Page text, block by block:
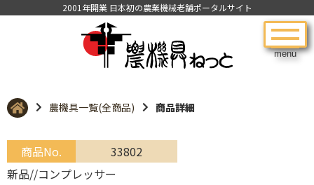
menu
2001年開業 日本初の農業機械老舗ポータルサイト
農機具一覧(全商品) 商品詳細
商品No.
33802
新品//コンプレッサー